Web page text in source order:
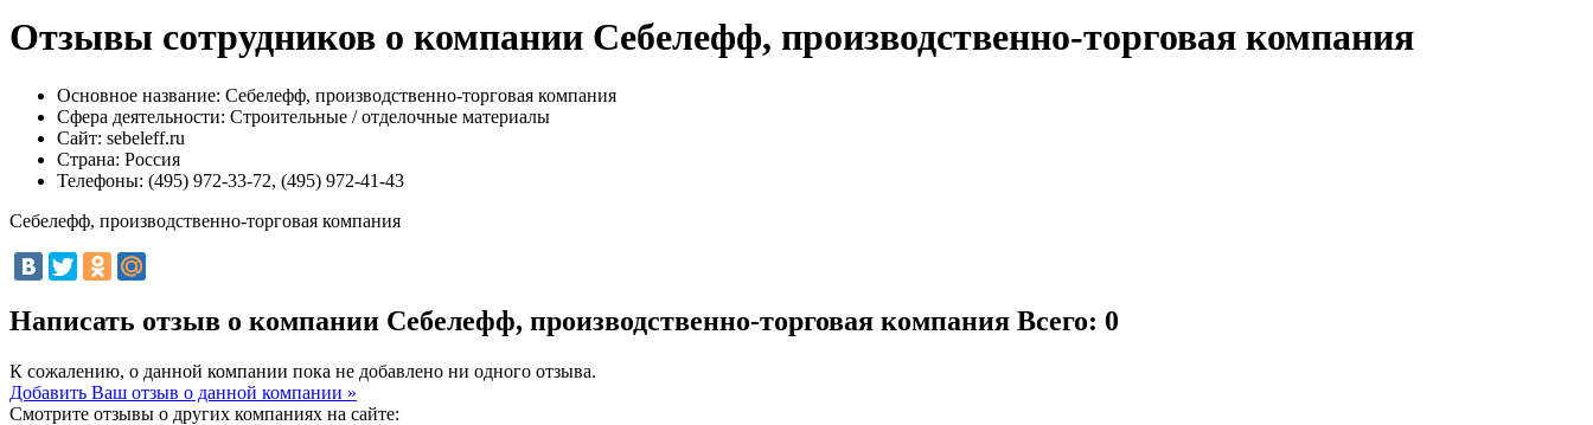
Отзывы сотрудников о компании Себелефф, производственно-торговая компания
Основное название: Себелефф, производственно-торговая компания
Сфера деятельности: Строительные / отделочные материалы
Сайт: sebeleff.ru
Страна: Россия
Телефоны: (495) 972-33-72, (495) 972-41-43
Себелефф, производственно-торговая компания
Написать отзыв о компании Себелефф, производственно-торговая компания Всего: 0
К сожалению, о данной компании пока не добавлено ни одного отзыва.
Добавить Ваш отзыв о данной компании »
Смотрите отзывы о других компаниях на сайте: